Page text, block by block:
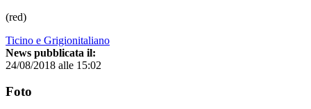
(red)
Ticino e Grigionitaliano
News pubblicata il:
24/08/2018 alle 15:02
Foto